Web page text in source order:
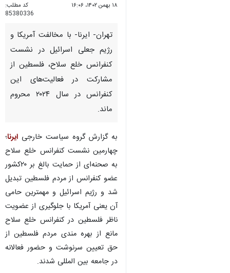
۱۸ بهمن ۱۴۰۲، ۱۶:۰۶
کد مطلب:
85380336
تهران- ایرنا- با مخالفت آمریکا و
رژیم جعلی اسرائیل در نشست
کنفرانس خلع سلاح، فلسطین از
مشارکت در فعالیت‌های این
کنفرانس در سال ۲۰۲۴ محروم
ماند.
به گزارش گروه سیاست خارجی ایرنا؛
چهارمین نشست کنفرانس خلع سلاح
به صحنه‌ای از حمایت بالغ بر ۲۰کشور
عضو کنفرانس از مردم فلسطین تبدیل
شد و رژیم اسرائیل و مهمترین حامی
آن یعنی آمریکا با جلوگیری از عضویت
ناظر فلسطین در کنفرانس خلع سلاح
مانع از بهره مندی مردم فلسطین از
حق تعیین سرنوشت و حضور فعالانه
در جامعه بین المللی شدند.